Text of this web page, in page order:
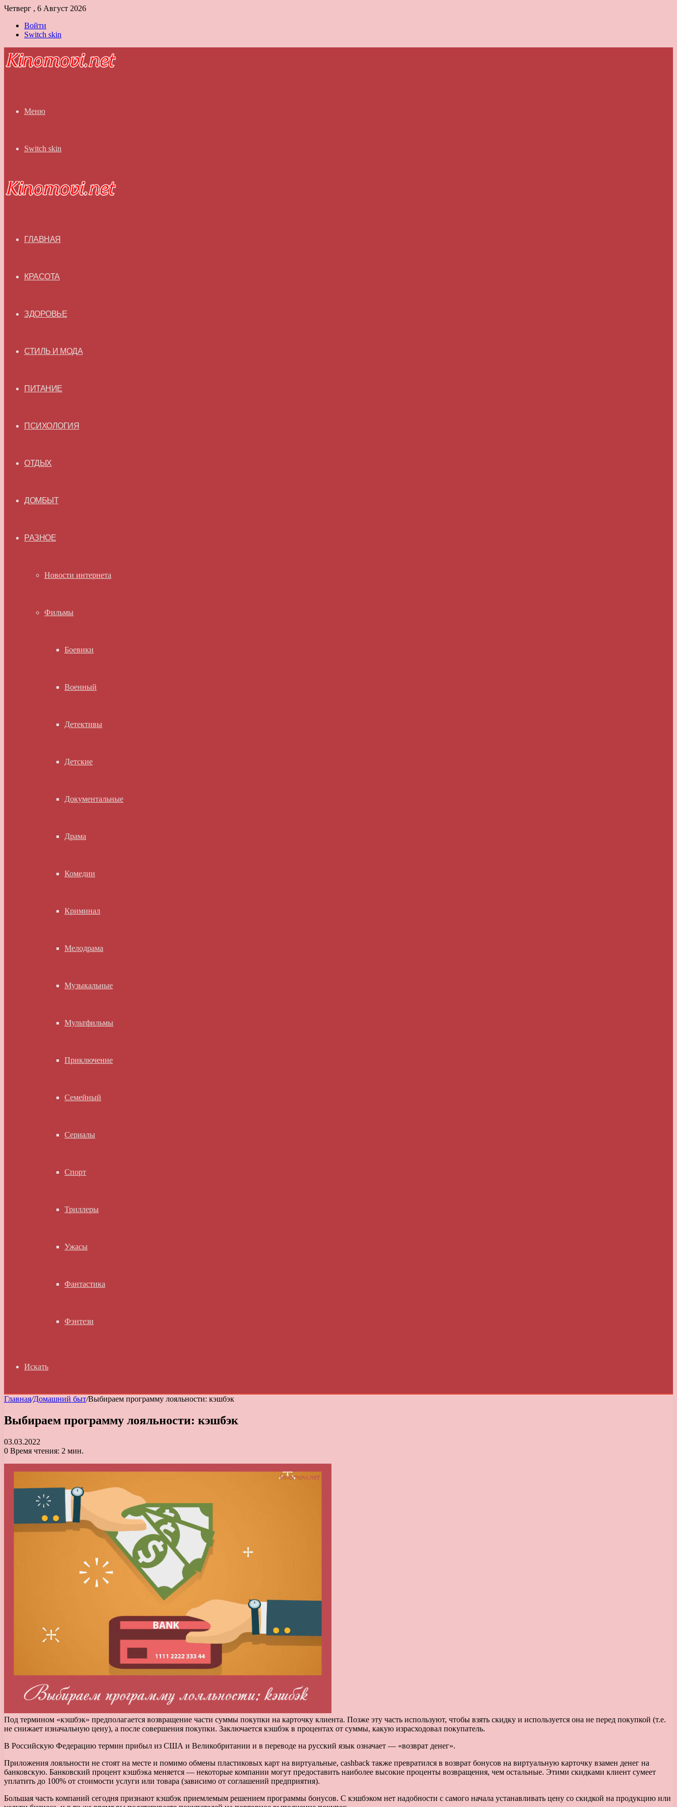
Четверг , 6 Август 2026
Войти
Switch skin
Меню
Switch skin
ГЛАВНАЯ
КРАСОТА
ЗДОРОВЬЕ
СТИЛЬ И МОДА
ПИТАНИЕ
ПСИХОЛОГИЯ
ОТДЫХ
ДОМБЫТ
РАЗНОЕ
Новости интернета
Фильмы
Боевики
Военный
Детективы
Детские
Документальные
Драма
Комедии
Криминал
Мелодрама
Музыкальные
Мультфильмы
Приключение
Семейный
Сериалы
Спорт
Триллеры
Ужасы
Фантастика
Фэнтези
Искать
Главная/Домашний быт/Выбираем программу лояльности: кэшбэк
Выбираем программу лояльности: кэшбэк
03.03.2022
0 Время чтения: 2 мин.
Под термином «кэшбэк» предполагается возвращение части суммы покупки на карточку клиента. Позже эту часть используют, чтобы взять скидку и используется она не перед покупкой (т.е.
не снижает изначальную цену), а после совершения покупки. Заключается кэшбэк в процентах от суммы, какую израсходовал покупатель.
В Российскую Федерацию термин прибыл из США и Великобритании и в переводе на русский язык означает — «возврат денег».
Приложения лояльности не стоят на месте и помимо обмены пластиковых карт на виртуальные, cashback также превратился в возврат бонусов на виртуальную карточку взамен денег на
банковскую. Банковский процент кэшбэка меняется — некоторые компании могут предоставить наиболее высокие проценты возвращения, чем остальные. Этими скидками клиент сумеет
уплатить до 100% от стоимости услуги или товара (зависимо от соглашений предприятия).
Большая часть компаний сегодня признают кэшбэк приемлемым решением программы бонусов. С кэшбэком нет надобности с самого начала устанавливать цену со скидкой на продукцию или